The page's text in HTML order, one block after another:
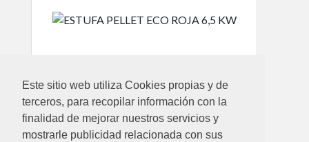
Este sitio web utiliza Cookies propias y de
terceros, para recopilar información con la
finalidad de mejorar nuestros servicios y
mostrarle publicidad relacionada con sus
1058.56€
ESTUFA PELLET ECO ROJA 6,5 KW